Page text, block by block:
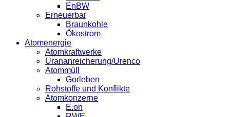
EnBW
Erneuerbar
Braunkohle
Ökostrom
Atomenergie
Atomkraftwerke
Urananreicherung/Urenco
Atommüll
Gorleben
Rohstoffe und Konflikte
Atomkonzerne
E.on